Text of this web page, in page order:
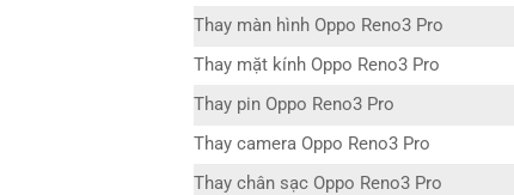
Thay màn hình Oppo Reno3 Pro
Thay mặt kính Oppo Reno3 Pro
Thay pin Oppo Reno3 Pro
Thay camera Oppo Reno3 Pro
Thay chân sạc Oppo Reno3 Pro